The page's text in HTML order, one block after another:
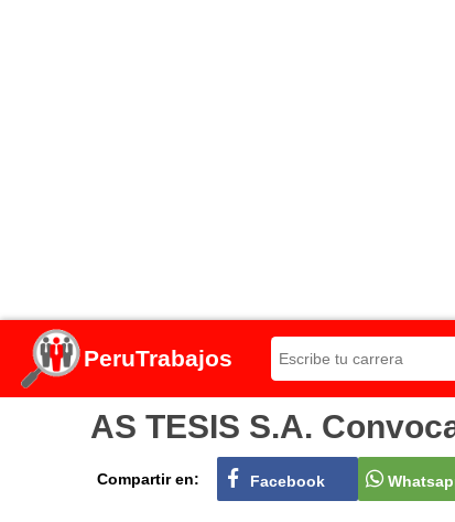
PeruTrabajos
AS TESIS S.A.
Compartir en: Facebook